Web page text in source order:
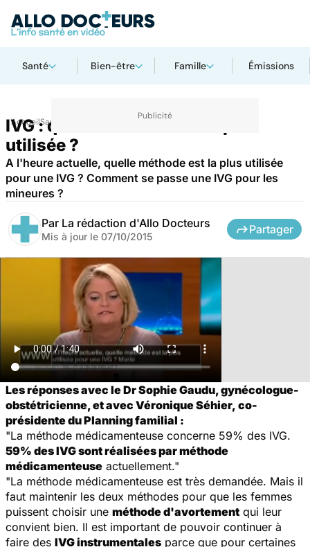
Santé Bien-être Famille Émissions
AccueilSanté
IVG : quelle méthode est la plus
utilisée ?
A l'heure actuelle, quelle méthode est la plus utilisée
pour une IVG ? Comment se passe une IVG pour les
mineures ?
Par La rédaction d'Allo Docteurs
Mis à jour le 07/10/2015
Partager
Les réponses avec le Dr Sophie Gaudu, gynécologue-
obstétricienne, et avec Véronique Séhier, co-
présidente du Planning familial :
"La méthode médicamenteuse concerne 59% des IVG.
59% des IVG sont réalisées par méthode
médicamenteuse actuellement."
"La méthode médicamenteuse est très demandée. Mais il
faut maintenir les deux méthodes pour que les femmes
puissent choisir une méthode d'avortement qui leur
convient bien. Il est important de pouvoir continuer à
faire des IVG instrumentales parce que pour certaines